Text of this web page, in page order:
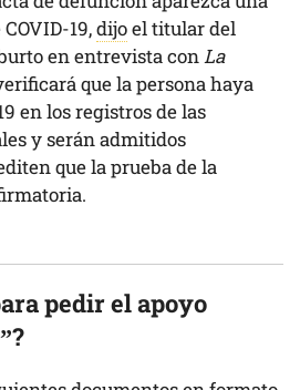
19,dijoel titular del
en entrevista conLa
que la persona haya
en los registros de las
y serán admitidos
que la prueba de la
pedir el apoyo